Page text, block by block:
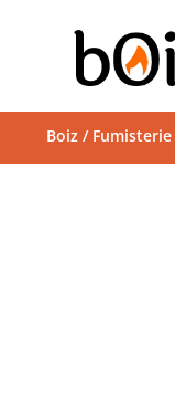
Boiz / Fumisterie